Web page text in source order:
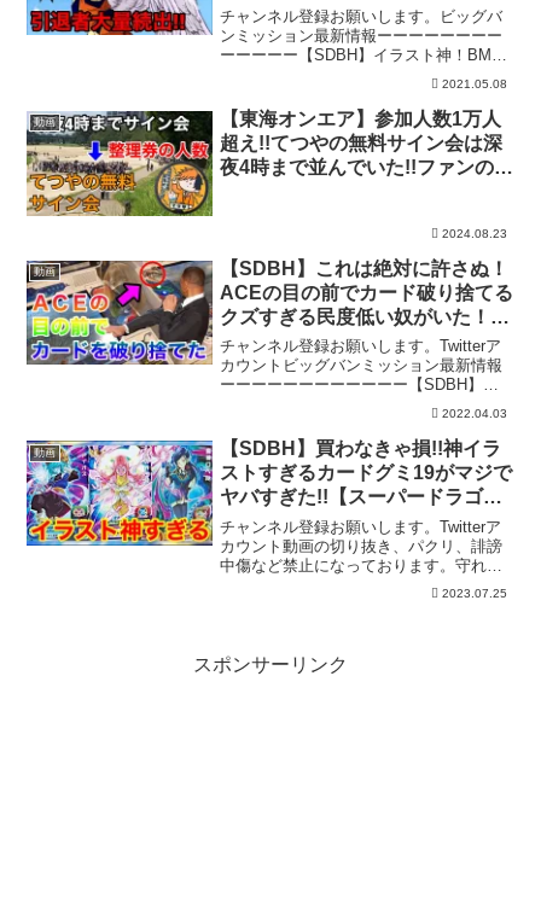
ードラゴンボールヒーローズ 引
退 稼働終了】
チャンネル登録お願いします。ビッグバ
ンミッション最新情報ーーーーーーーー
ーーーーー【SDBH】イラスト神！BM8
弾SEC判明！環境最強アビリティ来る
か？【スーパードラゴンボールヒーロー
ズ ビッグバンミッション8弾SEC】ーー
ーーーーーーーー...
2021.05.08
動画
【東海オンエア】参加人数1万人
超え!!てつやの無料サイン会は深
夜4時まで並んでいた!!ファンの神
2024.08.23
動画
【SDBH】これは絶対に許さぬ！
ACEの目の前でカード破り捨てる
クズすぎる民度低い奴がいた！！
【スーパードラゴンボールヒーロ
ーズ カード捨てられていた】
チャンネル登録お願いします。Twitterア
カウントビッグバンミッション最新情報
ーーーーーーーーーーーー【SDBH】注
意喚起！UGM1弾初日レンコでSEC抜き
取るクズすぎる店員がいるみたいだ
ぞ！！【スーパードラゴンボールヒーロ
ーズ ウルトラ...
2022.04.03
動画
【SDBH】買わなきゃ損!!神イラ
ストすぎるカードグミ19がマジで
ヤバすぎた!!【スーパードラゴン
ボールヒーローズ ウルトラゴッ
ドミッション10弾】
チャンネル登録お願いします。Twitterア
カウント動画の切り抜き、パクリ、誹謗
中傷など禁止になっております。守れな
い方は残念ですが、訴えさせていただき
ます。ビッグバンミッション最新情報ー
2023.07.25
スポンサーリンク